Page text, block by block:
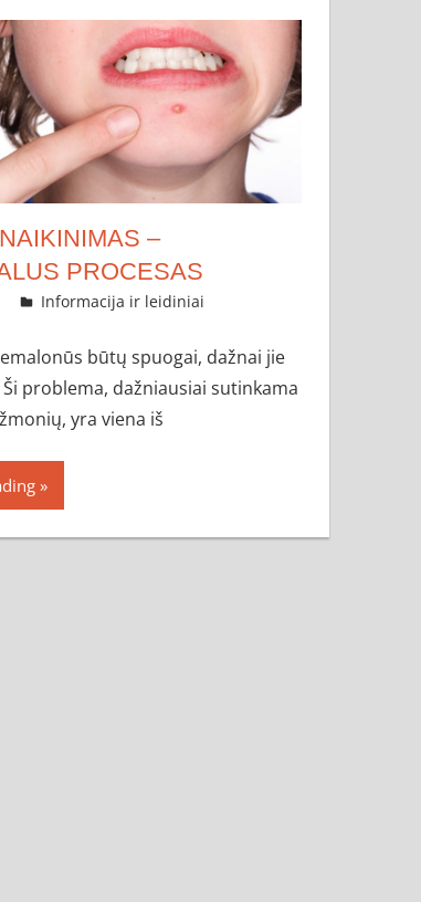
–
PROCESAS
administratorius
Informacija ir leidiniai
būtų spuogai, dažnai jie
problema, dažniausiai sutinkama
yra viena iš